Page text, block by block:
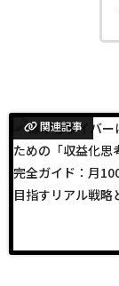
関連記事